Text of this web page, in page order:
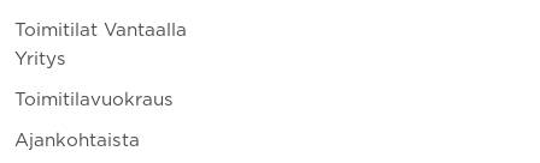
Toimitilat Vantaalla
Yritys
Toimitilavuokraus
Ajankohtaista